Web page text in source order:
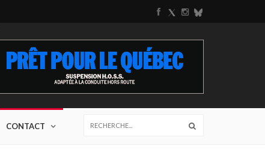
CONTACT